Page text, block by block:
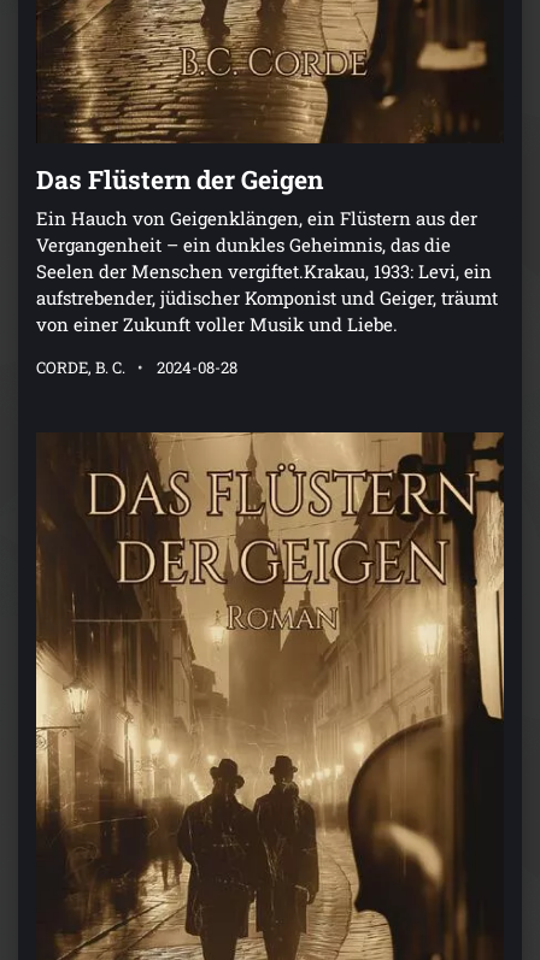
Das Flüstern der Geigen
Ein Hauch von Geigenklängen, ein Flüstern aus der
Vergangenheit – ein dunkles Geheimnis, das die
Seelen der Menschen vergiftet.Krakau, 1933: Levi, ein
aufstrebender, jüdischer Komponist und Geiger, träumt
von einer Zukunft voller Musik und Liebe.
CORDE, B. C. 2024-08-28